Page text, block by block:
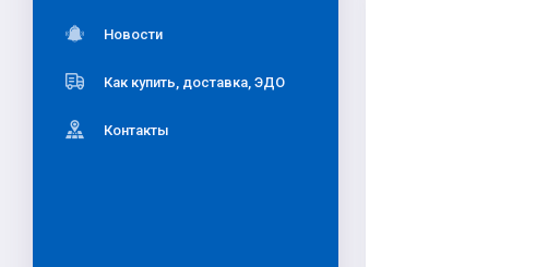
Новости
Как купить, доставка, ЭДО
Контакты